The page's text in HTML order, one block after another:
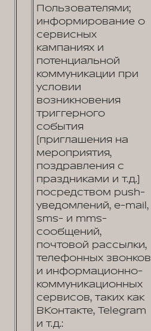
Пользователями;
информирование о
сервисных
кампаниях и
потенциальной
коммуникации при
условии
возникновения
триггерного
события
(приглашения на
мероприятия,
поздравления с
праздниками и т.д.)
посредством push-
уведомлений, e-mail,
sms- и mms-
сообщений,
почтовой рассылки,
телефонных звонков
и информационно-
коммуникационных
сервисов, таких как
ВКонтакте, Telegram
и т.д.: